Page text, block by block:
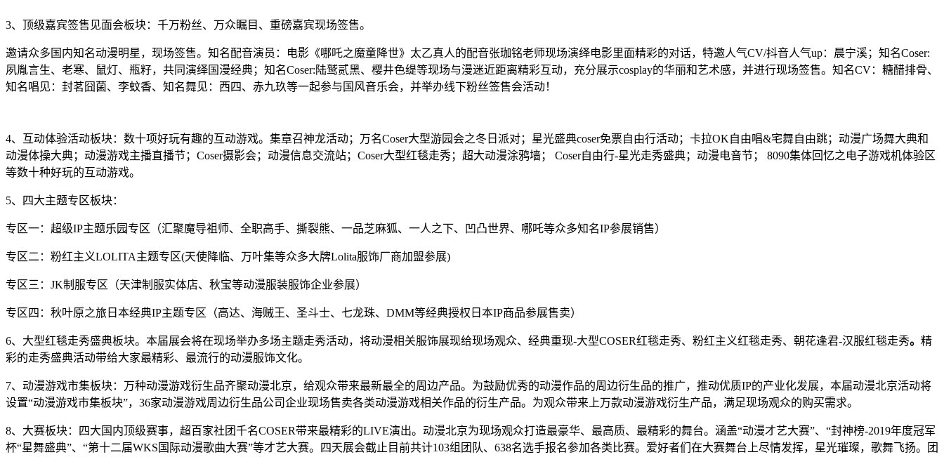
3、顶级嘉宾签售见面会板块：千万粉丝、万众瞩目、重磅嘉宾现场签售。
邀请众多国内知名动漫明星，现场签售。知名配音演员：电影《哪吒之魔童降世》太乙真人的配音张珈铭老师现场演绎电影里面精彩的对话，特邀人气CV/抖音人气up：晨宁溪；知名Coser:
夙胤言生、老寒、鼠灯、瓶籽，共同演绎国漫经典；知名Coser:陆鹫贰黑、樱井色缇等现场与漫迷近距离精彩互动，充分展示cosplay的华丽和艺术感，并进行现场签售。知名CV：糖醋排骨、
知名唱见：封茗囧菌、李蚊香、知名舞见：西四、赤九玖等一起参与国风音乐会，并举办线下粉丝签售会活动！
4、互动体验活动板块： 数十项好玩有趣的互动游戏。集章召神龙活动；万名Coser大型游园会之冬日派对； 星光盛典coser免票自由行活动；卡拉OK自由唱&宅舞自由跳；动漫广场舞大典和
动漫体操大典；动漫游戏主播直播节； Coser摄影会；动漫信息交流站；Coser大型红毯走秀；超大动漫涂鸦墙； Coser自由行-星光走秀盛典；动漫电音节； 8090集体回忆之电子游戏机体验区
等数十种好玩的互动游戏。
5、四大主题专区板块：
专区一： 超级IP主题乐园专区（汇聚魔导祖师、全职高手、撕裂熊、一品芝麻狐、一人之下、凹凸世界、哪吒等众多知名IP参展销售）
专区二：粉红主义LOLITA主题专区(天使降临、万叶集等众多大牌Lolita服饰厂商加盟参展)
专区三： JK制服专区（天津制服实体店、秋宝等动漫服装服饰企业参展）
专区四：秋叶原之旅日本经典IP主题专区（高达、海贼王、圣斗士、七龙珠、 DMM等经典授权日本IP商品参展售卖）
6、大型红毯走秀盛典板块。本届展会将在现场举办多场主题走秀活动，将动漫相关服饰展现给现场观众、经典重现-大型COSER红毯走秀、粉红主义红毯走秀、朝花逢君-汉服红毯走秀。 精
彩的走秀盛典活动带给大家最精彩、最流行的动漫服饰文化。
7、动漫游戏市集板块：万种动漫游戏衍生品齐聚动漫北京，给观众带来最新最全的周边产品。为鼓励优秀的动漫作品的周边衍生品的推广，推动优质IP的产业化发展，本届动漫北京活动将
设置“动漫游戏市集板块”，36家动漫游戏周边衍生品公司企业现场售卖各类动漫游戏相关作品的衍生产品。为观众带来上万款动漫游戏衍生产品，满足现场观众的购买需求。
8、大赛板块：四大国内顶级赛事，超百家社团千名COSER带来最精彩的LIVE演出。动漫北京为现场观众打造最豪华、最高质、最精彩的舞台。 涵盖“动漫才艺大赛”、“封神榜-2019年度冠军
杯“星舞盛典”、“第十二届WKS国际动漫歌曲大赛”等才艺大赛。
四天展会截止目前共计103组团队、638名选手报名参加各类比赛。爱好者们在大赛舞台上尽情发挥，星光璀璨，歌舞飞扬。团